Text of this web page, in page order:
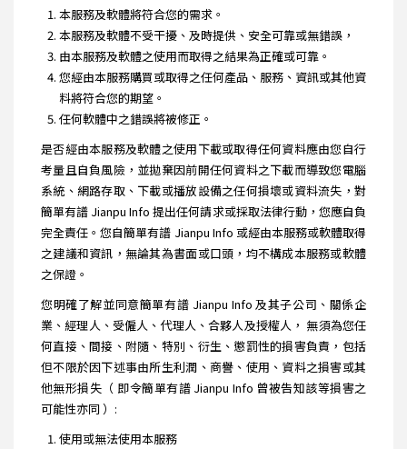
本服務及軟體將符合您的需求。
本服務及軟體不受干擾、及時提供、安全可靠或無錯誤，
由本服務及軟體之使用而取得之結果為正確或可靠。
您經由本服務購買或取得之任何產品、服務、資訊或其他資
料將符合您的期望。
任何軟體中之錯誤將被修正。
是否經由本服務及軟體之使用下載或取得任何資料應由您自行
考量且自負風險，並拋棄因前開任何資料之下載而導致您電腦
系統、網路存取、下載或播放設備之任何損壞或資料流失，對
簡單有譜 Jianpu Info 提出任何請求或採取法律行動，您應自負
完全責任。您自簡單有譜 Jianpu Info 或經由本服務或軟體取得
之建議和資訊，無論其為書面或口頭，均不構成本服務或軟體
之保證。
您明確了解並同意簡單有譜 Jianpu Info 及其子公司、關係企
業、經理人、受僱人、代理人、合夥人及授權人， 無須為您任
何直接、間接、附隨、特別、衍生、懲罰性的損害負責，包括
但不限於因下述事由所生利潤、商譽、使用、資料之損害或其
他無形損失（ 即令簡單有譜 Jianpu Info 曾被告知該等損害之
可能性亦同 ）:
使用或無法使用本服務